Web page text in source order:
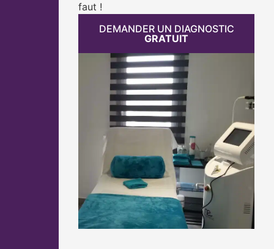
faut !
DEMANDER UN DIAGNOSTIC
GRATUIT